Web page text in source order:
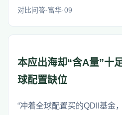
对比问答-富华·09
本应出海却“含A量”十
球配置缺位
“冲着全球配置买的QDII基金